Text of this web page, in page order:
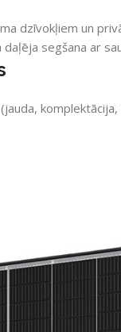
dzīvokļiem un
segšana ar